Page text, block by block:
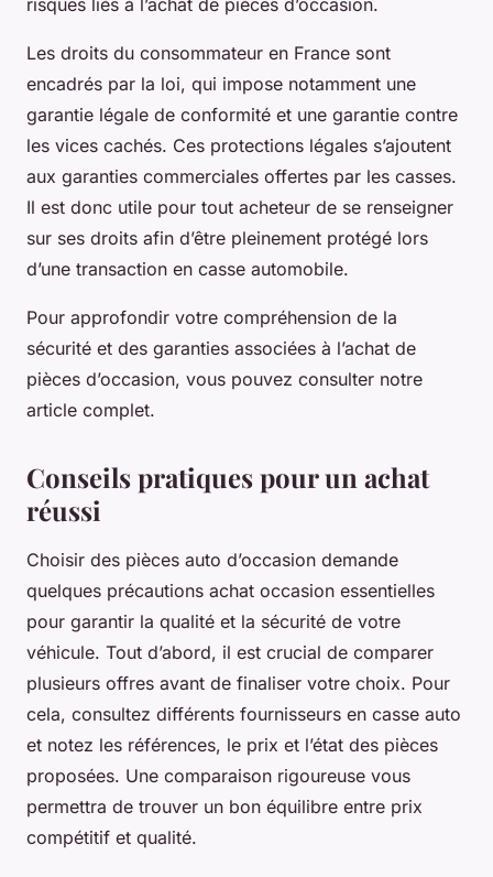
risques liés à l’achat de pièces d’occasion.
Les droits du consommateur en France sont
encadrés par la loi, qui impose notamment une
garantie légale de conformité et une garantie contre
les vices cachés. Ces protections légales s’ajoutent
aux garanties commerciales offertes par les casses.
Il est donc utile pour tout acheteur de se renseigner
sur ses droits afin d’être pleinement protégé lors
d’une transaction en casse automobile.
Pour approfondir votre compréhension de la
sécurité et des garanties associées à l’achat de
pièces d’occasion, vous pouvez consulter notre
article complet.
Conseils pratiques pour un achat
réussi
Choisir des pièces auto d’occasion demande
quelques précautions achat occasion essentielles
pour garantir la qualité et la sécurité de votre
véhicule. Tout d’abord, il est crucial de comparer
plusieurs offres avant de finaliser votre choix. Pour
cela, consultez différents fournisseurs en casse auto
et notez les références, le prix et l’état des pièces
proposées. Une comparaison rigoureuse vous
permettra de trouver un bon équilibre entre prix
compétitif et qualité.